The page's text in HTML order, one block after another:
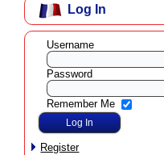
Log In
Username
Password
Remember Me
Register